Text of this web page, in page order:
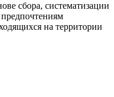
сбора, систематизации
на территории